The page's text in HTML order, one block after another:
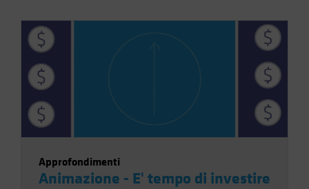
Approfondimenti
Animazione - E' tempo di investire